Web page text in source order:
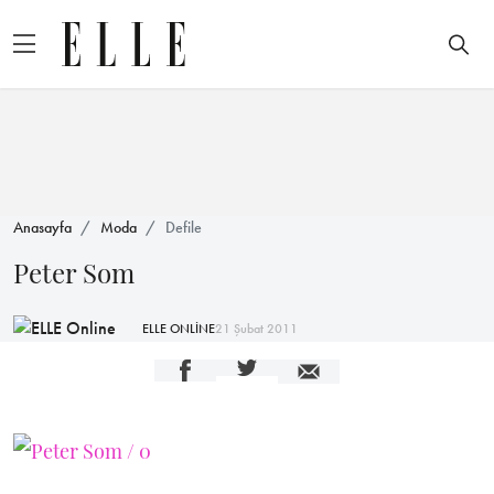
Anasayfa Moda Defile
Peter Som
ELLE ONLİNE21 Şubat 2011